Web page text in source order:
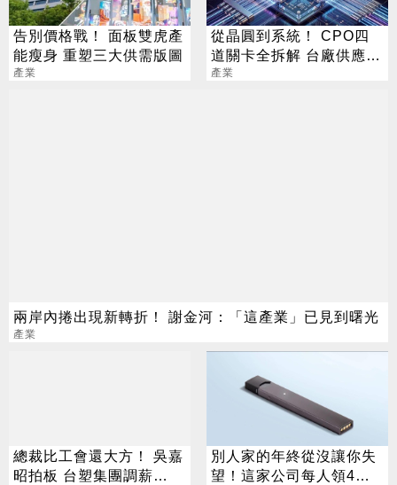
告別價格戰！ 面板雙虎產
能瘦身 重塑三大供需版圖
產業
從晶圓到系統！ CPO四
道關卡全拆解 台廠供應鏈
陣容曝光
產業
兩岸內捲出現新轉折！ 謝金河：「這產業」已見到曙光
產業
總裁比工會還大方！ 吳嘉
昭拍板 台塑集團調薪
別人家的年終從沒讓你失
望！這家公司每人領4千